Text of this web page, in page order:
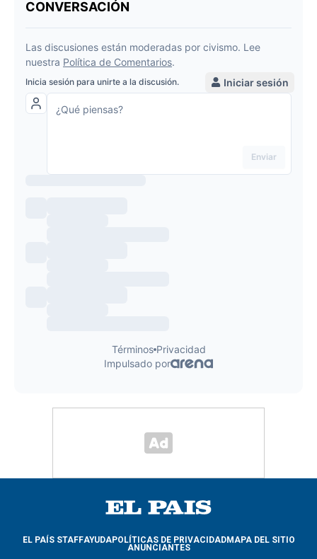
EL PAÍS STAFFAYUDAPOLÍTICAS DE PRIVACIDADMAPA DEL SITIO
ANUNCIANTES